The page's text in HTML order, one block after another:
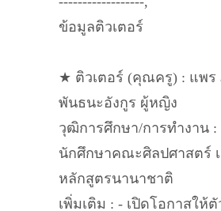
ข้อมูลติวเตอร์
★ ติวเตอร์ (คุณครู) : แพร
พันธนะอังกูร ผู้หญิง
วุฒิการศึกษา/การทำงาน :
นักศึกษาคณะศิลปศาสตร์
หลักสูตรนานาชาติ
เพิ่มเติม : - เปิดโอกาสให้ตั